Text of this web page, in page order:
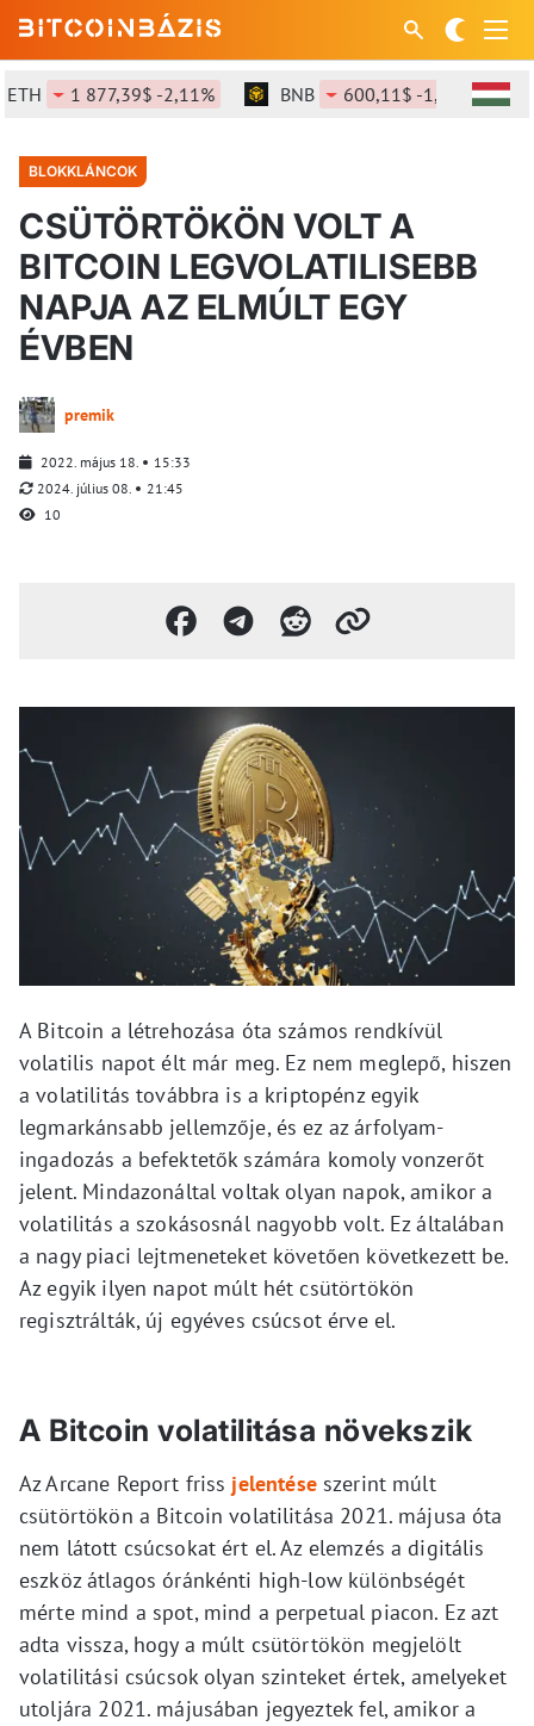
1 877,39$ -2,11% BNB 600,11$ -1,22% SOL
BLOKKLÁNCOK
CSÜTÖRTÖKÖN VOLT A
BITCOIN LEGVOLATILISEBB
NAPJA AZ ELMÚLT EGY
ÉVBEN
premik
2022. május 18.
15:33
2024. július 08.
21:45
10
A Bitcoin a létrehozása óta számos rendkívül
volatilis napot élt már meg. Ez nem meglepő, hiszen
a volatilitás továbbra is a kriptopénz egyik
legmarkánsabb jellemzője, és ez az árfolyam-
ingadozás a befektetők számára komoly vonzerőt
jelent. Mindazonáltal voltak olyan napok, amikor a
volatilitás a szokásosnál nagyobb volt. Ez általában
a nagy piaci lejtmeneteket követően következett be.
Az egyik ilyen napot múlt hét csütörtökön
regisztrálták, új egyéves csúcsot érve el.
A Bitcoin volatilitása növekszik
Az Arcane Report friss jelentéseszerint múlt
csütörtökön a Bitcoin volatilitása 2021. májusa óta
nem látott csúcsokat ért el. Az elemzés a digitális
eszköz átlagos óránkénti high-low különbségét
mérte mind a spot, mind a perpetual piacon. Ez azt
adta vissza, hogy a múlt csütörtökön megjelölt
volatilitási csúcsok olyan szinteket értek, amelyeket
utoljára 2021. májusában jegyeztek fel, amikor a